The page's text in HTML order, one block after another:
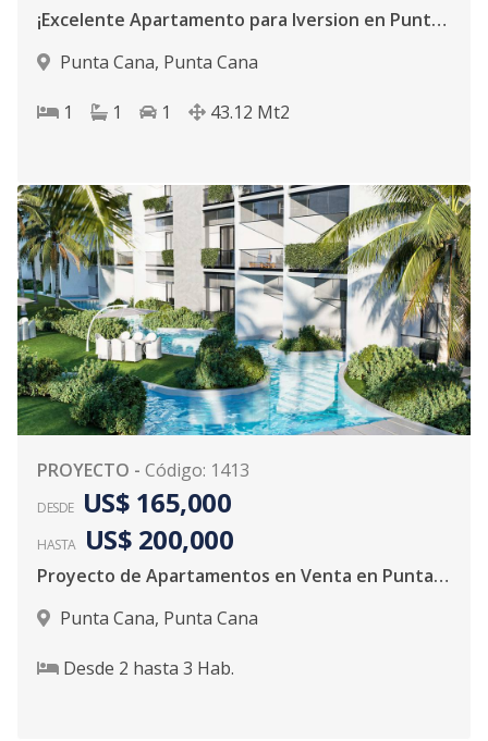
¡Excelente Apartamento para Iversion en Punta Cana!
Punta Cana, Punta Cana
1 1 1 43.12 Mt2
PROYECTO - Código: 1413
DESDE US$ 165,000
HASTA US$ 200,000
Proyecto de Apartamentos en Venta en Punta Cana
Punta Cana, Punta Cana
Desde 2 hasta 3 Hab.